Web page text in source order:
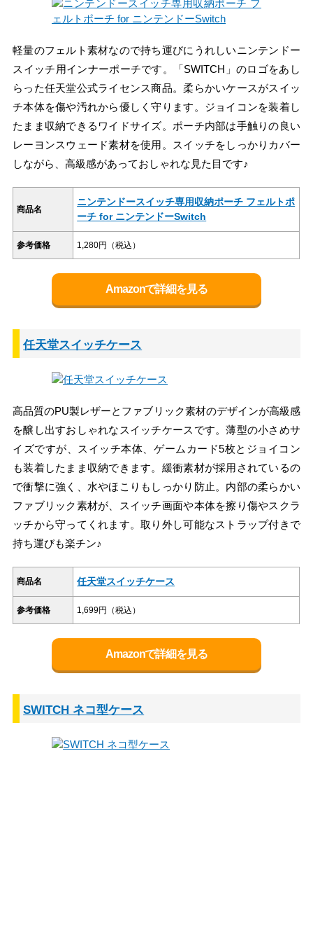
軽量のフェルト素材なので持ち運びにうれしいニンテンドー
スイッチ用インナーポーチです。「SWITCH」のロゴをあし
らった任天堂公式ライセンス商品。柔らかいケースがスイッ
チ本体を傷や汚れから優しく守ります。ジョイコンを装着し
たまま収納できるワイドサイズ。ポーチ内部は手触りの良い
レーヨンスウェード素材を使用。スイッチをしっかりカバー
しながら、高級感があっておしゃれな見た目です♪
商品名
ニンテンドースイッチ専用収納ポーチ フェルトポ
ーチ for ニンテンドーSwitch
参考価格 1,280円（税込）
Amazonで詳細を見る
任天堂スイッチケース
高品質のPU製レザーとファブリック素材のデザインが高級感
を醸し出すおしゃれなスイッチケースです。薄型の小さめサ
イズですが、スイッチ本体、ゲームカード5枚とジョイコン
も装着したまま収納できます。緩衝素材が採用されているの
で衝撃に強く、水やほこりもしっかり防止。内部の柔らかい
ファブリック素材が、スイッチ画面や本体を擦り傷やスクラ
ッチから守ってくれます。取り外し可能なストラップ付きで
持ち運びも楽チン♪
商品名 任天堂スイッチケース
参考価格 1,699円（税込）
Amazonで詳細を見る
SWITCH ネコ型ケース